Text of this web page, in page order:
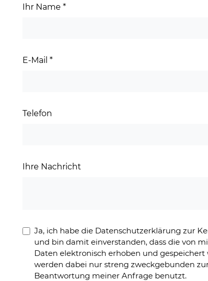
Ihr Name *
E-Mail *
Telefon
Ihre Nachricht
Ja, ich habe die Datenschutzerklärung zur
und bin damit einverstanden, dass die von
Daten elektronisch erhoben und gespeichert
werden dabei nur streng zweckgebunden
Beantwortung meiner Anfrage benutzt.